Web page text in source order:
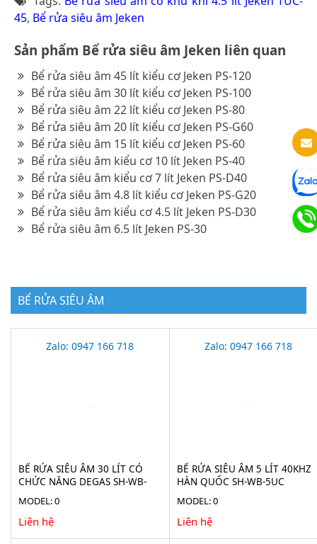
45, Bể rửa siêu âm Jeken
Sản phẩm Bể rửa siêu âm Jeken liên quan
Bể rửa siêu âm 45 lít kiểu cơ Jeken PS-120
Bể rửa siêu âm 30 lít kiểu cơ Jeken PS-100
Bể rửa siêu âm 22 lít kiểu cơ Jeken PS-80
Bể rửa siêu âm 20 lít kiểu cơ Jeken PS-G60
Bể rửa siêu âm 15 lít kiểu cơ Jeken PS-60
Bể rửa siêu âm kiểu cơ 10 lít Jeken PS-40
Bể rửa siêu âm kiểu cơ 7 lít Jeken PS-D40
Bể rửa siêu âm 4.8 lít kiểu cơ Jeken PS-G20
Bể rửa siêu âm kiểu cơ 4.5 lít Jeken PS-D30
Bể rửa siêu âm 6.5 lít Jeken PS-30
BỂ RỬA SIÊU ÂM
Zalo: 0947 166 718
BỂ RỬA SIÊU ÂM 30 LÍT CÓ
CHỨC NĂNG DEGAS SH-WB-
MODEL: 0
Liên hệ
Zalo: 0947 166 718
BỂ RỬA SIÊU ÂM 5 LÍT 40KHZ
HÀN QUỐC SH-WB-5UC
MODEL: 0
Liên hệ